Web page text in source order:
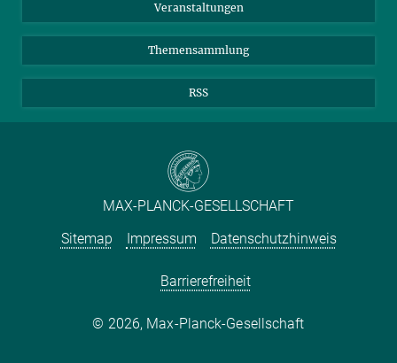
Veranstaltungen
Themensammlung
RSS
MAX-PLANCK-GESELLSCHAFT
Sitemap
Impressum Datenschutzhinweis
Barrierefreiheit
2026, Max-Planck-Gesellschaft